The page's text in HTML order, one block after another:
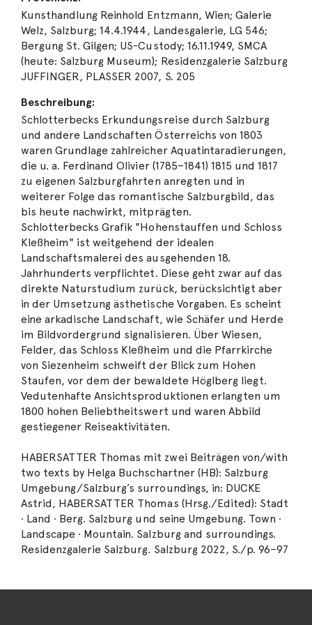
Kunsthandlung Reinhold Entzmann, Wien; Galerie
Welz, Salzburg; 14.4.1944, Landesgalerie, LG 546;
Bergung St. Gilgen; US-Custody; 16.11.1949, SMCA
(heute: Salzburg Museum); Residenzgalerie Salzburg
JUFFINGER, PLASSER 2007, S. 205
Beschreibung:
Schlotterbecks Erkundungsreise durch Salzburg
und andere Landschaften Österreichs von 1803
waren Grundlage zahlreicher Aquatintaradierungen,
die u. a. Ferdinand Olivier (1785–1841) 1815 und 1817
zu eigenen Salzburgfahrten anregten und in
weiterer Folge das romantische Salzburgbild, das
bis heute nachwirkt, mitprägten.
Schlotterbecks Grafik "Hohenstauffen und Schloss
Kleßheim" ist weitgehend der idealen
Landschaftsmalerei des ausgehenden 18.
Jahrhunderts verpflichtet. Diese geht zwar auf das
direkte Naturstudium zurück, berücksichtigt aber
in der Umsetzung ästhetische Vorgaben. Es scheint
eine arkadische Landschaft, wie Schäfer und Herde
im Bildvordergrund signalisieren. Über Wiesen,
Felder, das Schloss Kleßheim und die Pfarrkirche
von Siezenheim schweift der Blick zum Hohen
Staufen, vor dem der bewaldete Höglberg liegt.
Vedutenhafte Ansichtsproduktionen erlangten um
1800 hohen Beliebtheitswert und waren Abbild
gestiegener Reiseaktivitäten.
HABERSATTER Thomas mit zwei Beiträgen von/with
two texts by Helga Buchschartner (HB): Salzburg
Umgebung/Salzburg’s surroundings, in: DUCKE
Astrid, HABERSATTER Thomas (Hrsg./Edited): Stadt
∙ Land ∙ Berg. Salzburg und seine Umgebung. Town ∙
Landscape ∙ Mountain. Salzburg and surroundings.
Residenzgalerie Salzburg. Salzburg 2022, S./p. 96–97